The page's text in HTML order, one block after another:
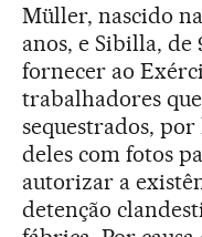
Müller, nascido
anos, e Sibilla, de
fornecer ao
trabalhadores
sequestrados,
deles com fotos
autorizar a
detenção